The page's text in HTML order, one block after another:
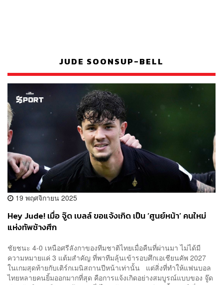
JUDE SOONSUP-BELL
19 พฤศจิกายน 2025
Hey Jude! เมื่อ จู๊ด เบลล์ ขอแจ้งเกิด เป็น ‘ศูนย์หน้า’ คนใหม่
แห่งทัพช้างศึก
ชัยชนะ 4-0 เหนือศรีลังกาของทีมชาติไทยเมื่อคืนที่ผ่านมา ไม่ได้มี
ความหมายแค่ 3 แต้มสำคัญ ที่พาทีมลุ้นเข้ารอบศึกเอเชียนคัพ 2027
ในเกมสุดท้ายกับเติร์กเมนิสถานปีหน้าเท่านั้น แต่สิ่งที่ทำให้แฟนบอล
ไทยหลายคนยิ้มออกมากที่สุด คือการแจ้งเกิดอย่างสมบูรณ์แบบของ จู๊ด